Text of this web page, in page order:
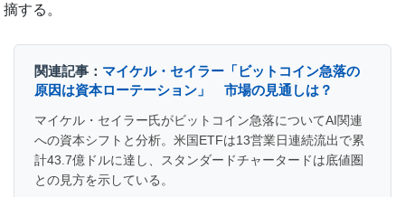
摘する。
関連記事： マイケル・セイラー「ビットコイン急落の
原因は資本ローテーション」 市場の見通しは？
マイケル・セイラー氏がビットコイン急落についてAI関連
への資本シフトと分析。米国ETFは13営業日連続流出で累
計43.7億ドルに達し、スタンダードチャータードは底値圏
との見方を示している。